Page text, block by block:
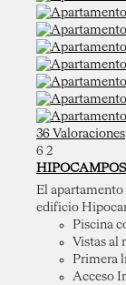
36 Valoraciones
6 2
El apartamento
edificio
Piscina
Vistas al
Primera
Acceso